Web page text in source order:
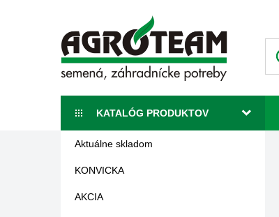
KATALÓG PRODUKTOV
Aktuálne skladom
KONVICKA
AKCIA